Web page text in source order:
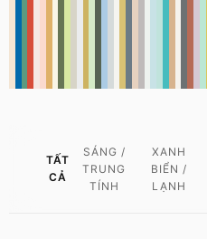
TẤT
CẢ
SÁNG /
TRUNG
TÍNH
XANH
BIỂN /
LẠNH